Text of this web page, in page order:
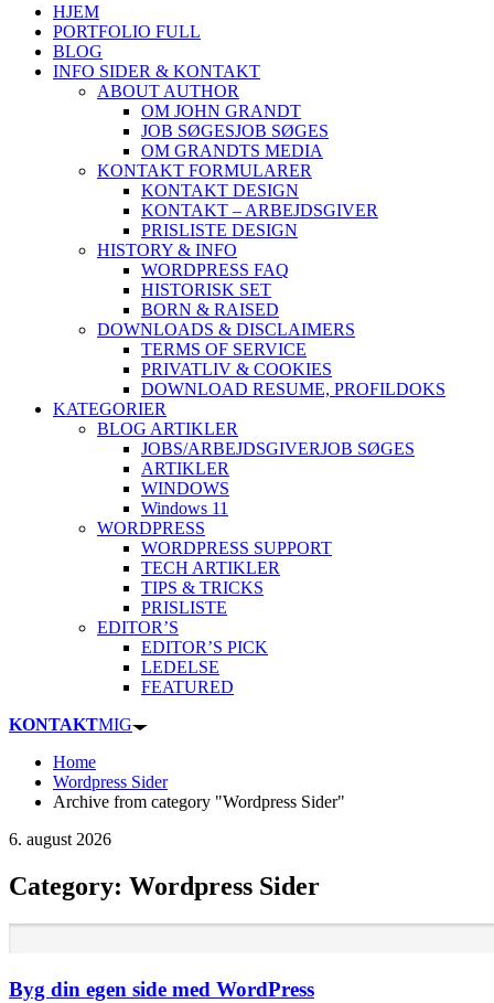
HJEM
PORTFOLIO FULL
BLOG
INFO SIDER & KONTAKT
ABOUT AUTHOR
OM JOHN GRANDT
JOB SØGESJOB SØGES
OM GRANDTS MEDIA
KONTAKT FORMULARER
KONTAKT DESIGN
KONTAKT – ARBEJDSGIVER
PRISLISTE DESIGN
HISTORY & INFO
WORDPRESS FAQ
HISTORISK SET
BORN & RAISED
DOWNLOADS & DISCLAIMERS
TERMS OF SERVICE
PRIVATLIV & COOKIES
DOWNLOAD RESUME, PROFILDOKS
KATEGORIER
BLOG ARTIKLER
JOBS/ARBEJDSGIVERJOB SØGES
ARTIKLER
WINDOWS
Windows 11
WORDPRESS
WORDPRESS SUPPORT
TECH ARTIKLER
TIPS & TRICKS
PRISLISTE
EDITOR’S
EDITOR’S PICK
LEDELSE
FEATURED
KONTAKTMIG
Home
Wordpress Sider
Archive from category "Wordpress Sider"
6. august 2026
Category: Wordpress Sider
Byg din egen side med WordPress